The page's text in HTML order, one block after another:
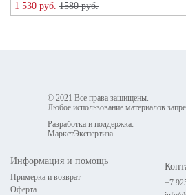
1 530 руб. 1580 руб.
© 2021 Все права защищены.
Любое использование материалов
Разработка и поддержка:
МаркетЭкспертиза
Информация и помощь
Примерка и возврат
Оферта
+7